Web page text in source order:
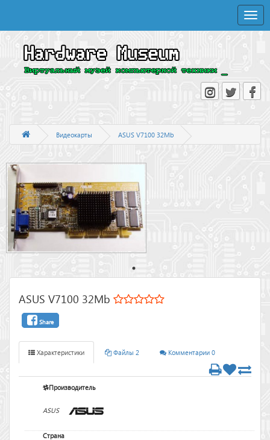
Toggle
Видеокарты ASUS V7100 32Mb
ASUS V7100 32Mb
Share
Характеристики Файлы 2 Комментарии 0
Производитель
ASUS
Страна